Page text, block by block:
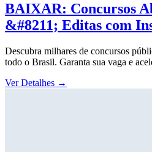
BAIXAR: Concursos
&#8211; Editas com
Descubra milhares de concursos
todo o Brasil. Garanta sua vaga e
Ver Detalhes →